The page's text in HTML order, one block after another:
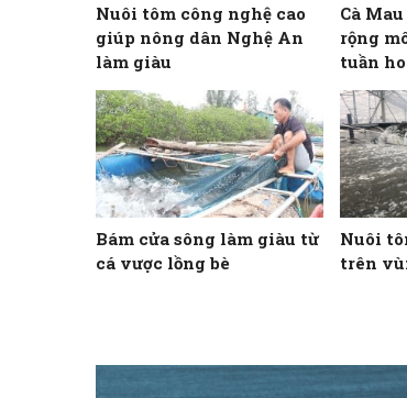
Nuôi tôm công nghệ cao
giúp nông dân Nghệ An
làm giàu
Cà
rộng
tuần
Bám cửa sông làm giàu từ
cá vược lồng bè
Nuôi
trên